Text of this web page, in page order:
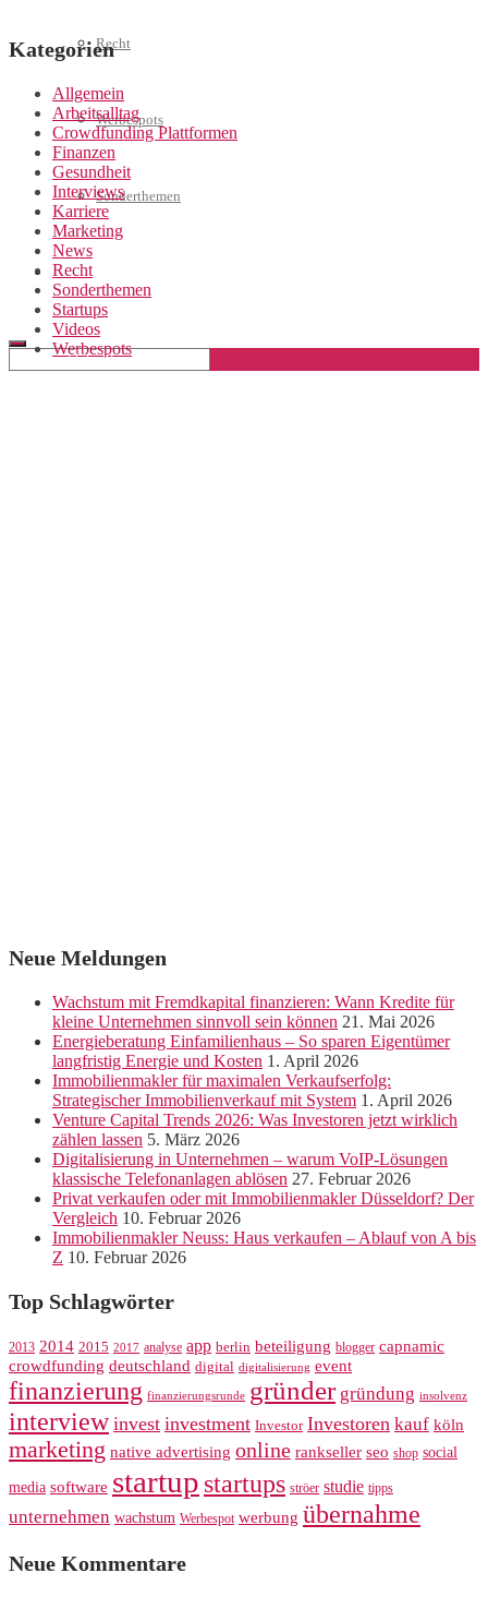
Recht
Werbespots
Sonderthemen
Geschäftskonto eröffnen
Kategorien
Allgemein
Arbeitsalltag
Crowdfunding Plattformen
Finanzen
Gesundheit
Interviews
Karriere
Marketing
News
Recht
Sonderthemen
Startups
Videos
Werbespots
Neue Meldungen
Wachstum mit Fremdkapital finanzieren: Wann Kredite für
kleine Unternehmen sinnvoll sein können 21. Mai 2026
Energieberatung Einfamilienhaus – So sparen Eigentümer
langfristig Energie und Kosten 1. April 2026
Immobilienmakler für maximalen Verkaufserfolg:
Strategischer Immobilienverkauf mit System 1. April 2026
Venture Capital Trends 2026: Was Investoren jetzt wirklich
zählen lassen 5. März 2026
Digitalisierung in Unternehmen – warum VoIP-Lösungen
klassische Telefonanlagen ablösen 27. Februar 2026
Privat verkaufen oder mit Immobilienmakler Düsseldorf? Der
Vergleich 10. Februar 2026
Immobilienmakler Neuss: Haus verkaufen – Ablauf von A bis
Z 10. Februar 2026
Top Schlagwörter
2013 2014 2015 2017 analyse app berlin beteiligung blogger capnamic
crowdfunding deutschland digital digitalisierung event
finanzierung finanzierungsrunde gründer gründung insolvenz
interview invest investment Investor Investoren kauf köln
marketing native advertising online rankseller seo shop social
media software startup startups ströer studie tipps
unternehmen wachstum Werbespot werbung übernahme
Neue Kommentare